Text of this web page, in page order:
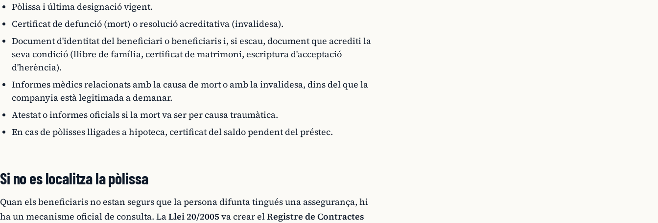
Pòlissa i última designació vigent.
Certificat de defunció (mort) o resolució acreditativa (invalidesa).
Document d'identitat del beneficiari o beneficiaris i, si escau, document que acrediti la
seva condició (llibre de família, certificat de matrimoni, escriptura d'acceptació
d'herència).
Informes mèdics relacionats amb la causa de mort o amb la invalidesa, dins del que la
companyia està legitimada a demanar.
Atestat o informes oficials si la mort va ser per causa traumàtica.
En cas de pòlisses lligades a hipoteca, certificat del saldo pendent del préstec.
Si no es localitza la pòlissa
Quan els beneficiaris no estan segurs que la persona difunta tingués una assegurança, hi
ha un mecanisme oficial de consulta. LaLlei 20/2005va crear elRegistre de Contractes